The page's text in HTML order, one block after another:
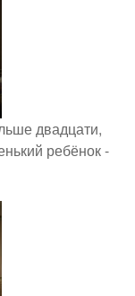
двадцати,
ребёнок -